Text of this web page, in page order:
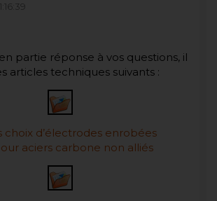
partie réponse à vos questions, il
articles techniques suivants :
choix d’électrodes enrobées
aciers carbone non alliés